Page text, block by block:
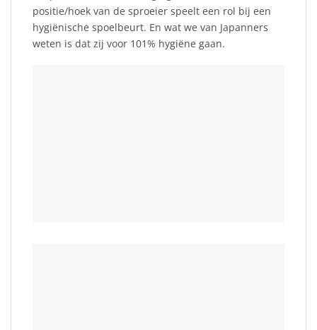
positie/hoek van de sproeier speelt een rol bij een
hygiënische spoelbeurt. En wat we van Japanners
weten is dat zij voor 101% hygiëne gaan.